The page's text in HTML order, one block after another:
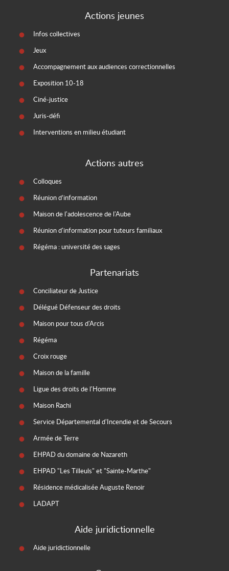
Actions jeunes
Infos collectives
Jeux
Accompagnement aux audiences correctionnelles
Exposition 10-18
Ciné-justice
Juris-défi
Interventions en milieu étudiant
Actions autres
Colloques
Réunion d’information
Maison de l'adolescence de l'Aube
Réunion d'information pour tuteurs familiaux
Régéma : université des sages
Partenariats
Conciliateur de Justice
Délégué Défenseur des droits
Maison pour tous d'Arcis
Régéma
Croix rouge
Maison de la famille
Ligue des droits de l'Homme
Maison Rachi
Service Départemental d'Incendie et de Secours
Armée de Terre
EHPAD du domaine de Nazareth
EHPAD "Les Tilleuls" et "Sainte-Marthe"
Résidence médicalisée Auguste Renoir
LADAPT
Aide juridictionnelle
Aide juridictionnelle